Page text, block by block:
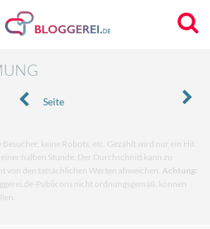
Seite
Besucher, keine Robots, etc. Gezählt wird nur ein Hit
halben Stunde. Der Durchschnitt kann zu
von den tatsächlichen Werten abweichen. Achtung:
Publicons nicht ordnungsgemäß, können